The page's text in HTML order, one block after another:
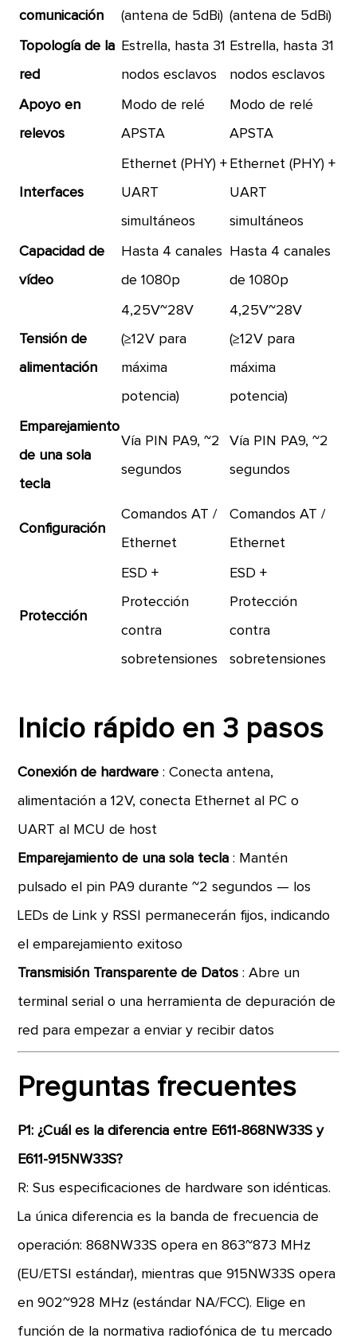
comunicación
(antena de 5dBi) (antena de 5dBi)
Topología de la
red
Estrella, hasta 31
nodos esclavos
Estrella, hasta 31
nodos esclavos
Apoyo en
relevos
Modo de relé
APSTA
Modo de relé
APSTA
Interfaces
Ethernet (PHY) +
UART
simultáneos
Ethernet (PHY) +
UART
simultáneos
Capacidad de
vídeo
Hasta 4 canales
de 1080p
Hasta 4 canales
de 1080p
Tensión de
alimentación
4,25V~28V
(≥12V para
máxima
potencia)
4,25V~28V
(≥12V para
máxima
potencia)
Emparejamiento
de una sola
tecla
Vía PIN PA9, ~2
segundos
Vía PIN PA9, ~2
segundos
Configuración
Comandos AT /
Ethernet
Comandos AT /
Ethernet
Protección
ESD +
Protección
contra
sobretensiones
ESD +
Protección
contra
sobretensiones
Inicio rápido en 3 pasos
Conexión de hardware: Conecta antena,
alimentación a 12V, conecta Ethernet al PC o
UART al MCU de host
Emparejamiento de una sola tecla: Mantén
pulsado el pin PA9 durante ~2 segundos — los
LEDs de Link y RSSI permanecerán fijos, indicando
el emparejamiento exitoso
Transmisión Transparente de Datos: Abre un
terminal serial o una herramienta de depuración de
red para empezar a enviar y recibir datos
Preguntas frecuentes
P1: ¿Cuál es la diferencia entre E611-868NW33S y
E611-915NW33S?
R: Sus especificaciones de hardware son idénticas.
La única diferencia es la banda de frecuencia de
operación: 868NW33S opera en 863~873 MHz
(EU/ETSI estándar), mientras que 915NW33S opera
en 902~928 MHz (estándar NA/FCC). Elige en
función de la normativa radiofónica de tu mercado